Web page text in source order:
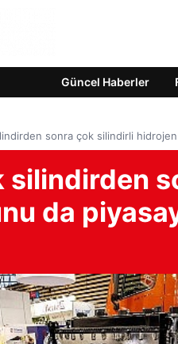
Güncel Haberler
sonra çok silindirli
silindirden
da